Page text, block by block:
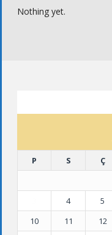
Nothing yet.
P
S Ç
4 5
10
11 12